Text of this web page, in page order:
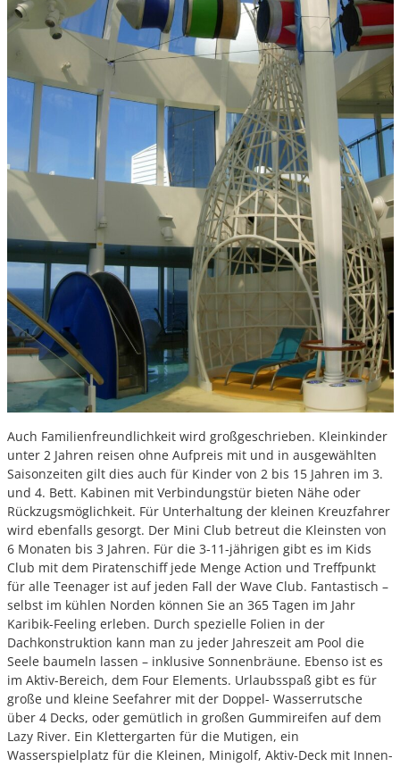
Auch Familienfreundlichkeit wird großgeschrieben. Kleinkinder
unter 2 Jahren reisen ohne Aufpreis mit und in ausgewählten
Saisonzeiten gilt dies auch für Kinder von 2 bis 15 Jahren im 3.
und 4. Bett. Kabinen mit Verbindungstür bieten Nähe oder
Rückzugsmöglichkeit. Für Unterhaltung der kleinen Kreuzfahrer
wird ebenfalls gesorgt. Der Mini Club betreut die Kleinsten von
6 Monaten bis 3 Jahren. Für die 3-11-jährigen gibt es im Kids
Club mit dem Piratenschiff jede Menge Action und Treffpunkt
für alle Teenager ist auf jeden Fall der Wave Club. Fantastisch –
selbst im kühlen Norden können Sie an 365 Tagen im Jahr
Karibik-Feeling erleben. Durch spezielle Folien in der
Dachkonstruktion kann man zu jeder Jahreszeit am Pool die
Seele baumeln lassen – inklusive Sonnenbräune. Ebenso ist es
im Aktiv-Bereich, dem Four Elements. Urlaubsspaß gibt es für
große und kleine Seefahrer mit der Doppel- Wasserrutsche
über 4 Decks, oder gemütlich in großen Gummireifen auf dem
Lazy River. Ein Klettergarten für die Mutigen, ein
Wasserspielplatz für die Kleinen, Minigolf, Aktiv-Deck mit Innen-